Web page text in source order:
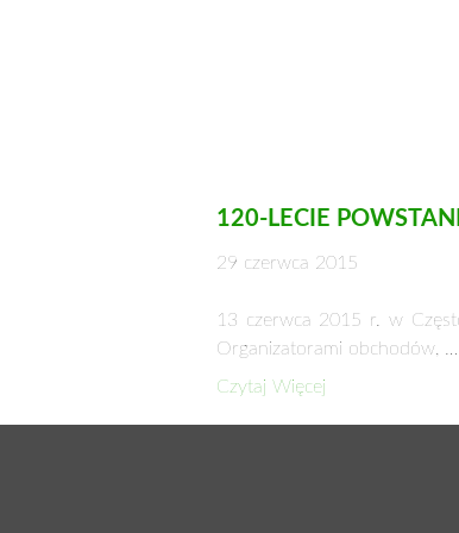
120-LECIE
29 czerwca 2015
13 czerwca 2015 r. w
Organizatorami obchodów, …
Czytaj Więcej